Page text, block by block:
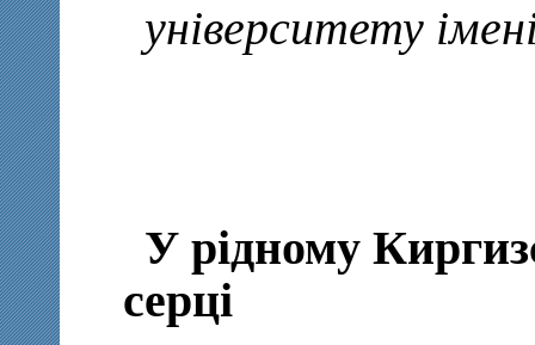
університету
У рідному
серці